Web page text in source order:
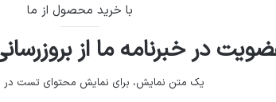
با خرید محصول از ما
در خبرنامه ما از
یک متن نمایش، برای نمایش محتوای تست